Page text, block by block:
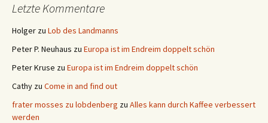
Letzte Kommentare
Holger zu Lob des Landmanns
Peter P. Neuhaus zu Europa ist im Endreim doppelt schön
Peter Kruse zu Europa ist im Endreim doppelt schön
Cathy zu Come in and find out
frater mosses zu lobdenberg zu Alles kann durch Kaffee verbessert
werden